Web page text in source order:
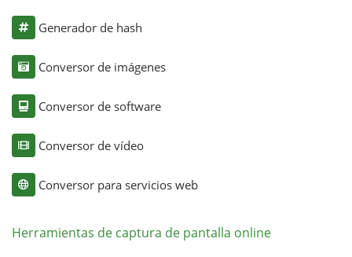
Generador de hash
Conversor de imágenes
Conversor de software
Conversor de vídeo
Conversor para servicios web
Herramientas de captura de pantalla online